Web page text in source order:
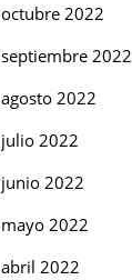
octubre 2022
septiembre 2022
agosto 2022
julio 2022
junio 2022
mayo 2022
abril 2022